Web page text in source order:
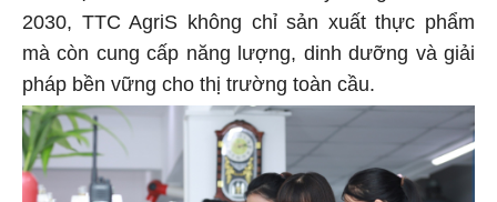
2030, TTC AgriS không chỉ sản xuất thực phẩm
mà còn cung cấp năng lượng, dinh dưỡng và giải
pháp bền vững cho thị trường toàn cầu.